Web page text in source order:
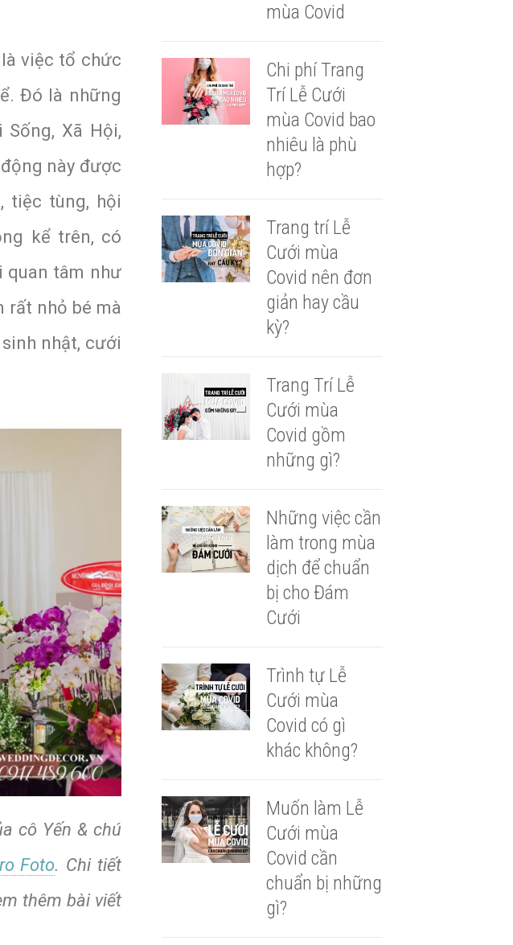
việc tổ chức
Đó là những
Xã Hội,
này được
tiệc tùng, hội
kể trên, có
quan tâm như
rất nhỏ bé mà
nhật, cưới
cô Yến & chú
Foto. Chi tiết
thêm bài viết
mùa Covid
Chi phí Trang
Trí Lễ Cưới
mùa Covid bao
nhiêu là phù
hợp?
Trang trí Lễ
Cưới mùa
Covid nên đơn
giản hay cầu
kỳ?
Trang Trí Lễ
Cưới mùa
Covid gồm
những gì?
Những việc cần
làm trong mùa
dịch để chuẩn
bị cho Đám
Cưới
Trình tự Lễ
Cưới mùa
Covid có gì
khác không?
Muốn làm Lễ
Cưới mùa
Covid cần
chuẩn bị những
gì?